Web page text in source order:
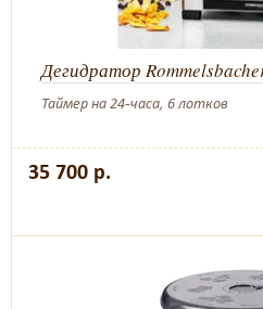
Дегидратор
Таймер на 24-часа, 6 лотков
35 700 р.